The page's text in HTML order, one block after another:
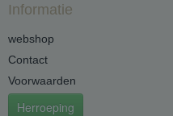
Informatie
webshop
Contact
Voorwaarden
Herroeping